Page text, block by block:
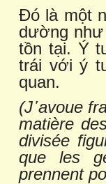
Đó là một
dường
tồn tại. Ý
trái với ý
quan.
(J᾿avoue
matière
divisée
que les
prennent